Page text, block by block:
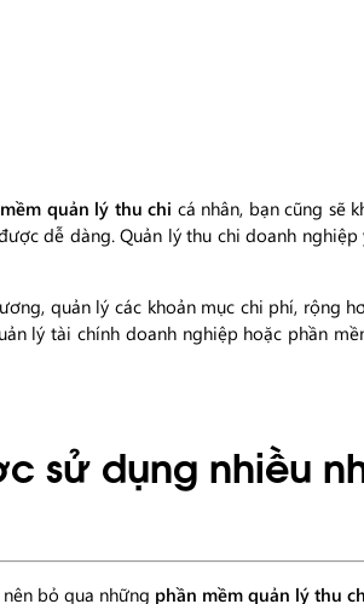
quản lý thu chi cá nhân, bạn cũng sẽ
dễ dàng. Quản lý thu chi doanh nghiệp
quản lý các khoản mục chi phí, rộng
lý tài chính doanh nghiệp hoặc phần
sử dụng nhiều
bỏ qua những phần mềm quản lý thu